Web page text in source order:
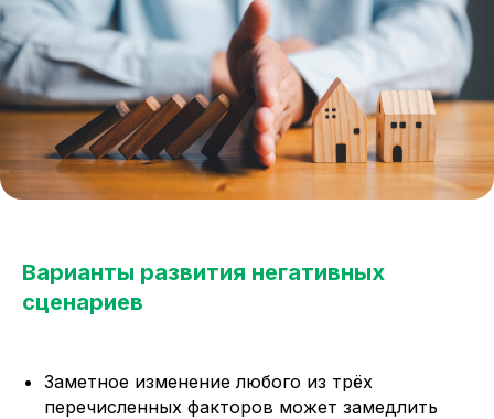
Варианты развития негативных
сценариев
Заметное изменение любого из трёх
перечисленных факторов может замедлить